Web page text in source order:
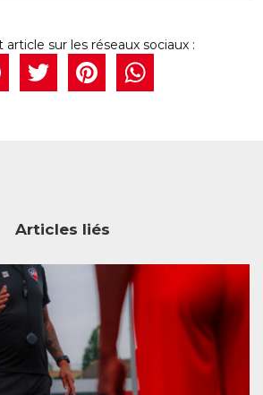
Facebook
Twitter
Articles liés